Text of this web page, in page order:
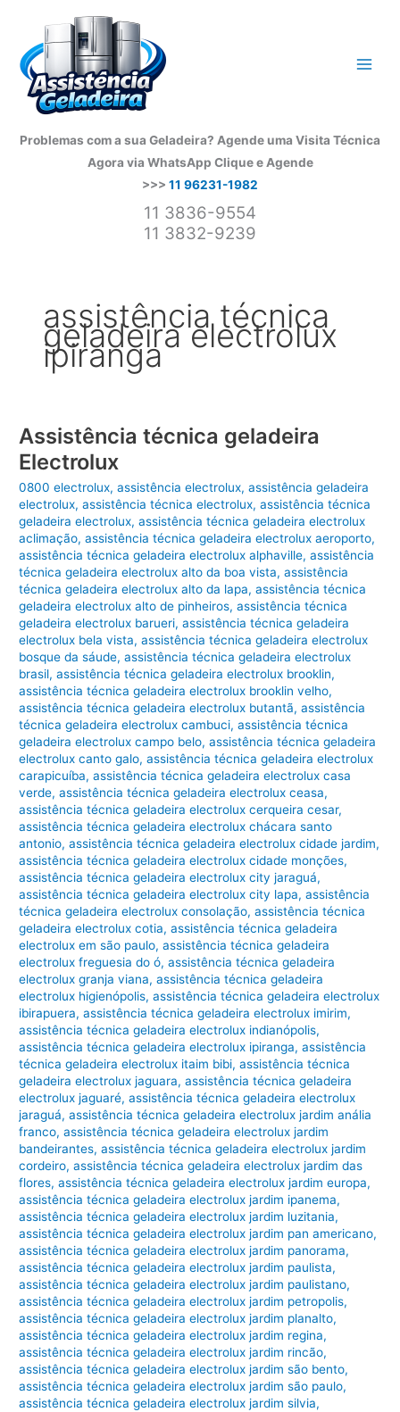
conteúdo
Problemas com a sua Geladeira? Agende uma Visita Técnica
Agora via WhatsApp Clique e Agende
>>> 11 96231-1982
11 3836-9554
11 3832-9239
assistência técnica
geladeira electrolux
ipiranga
Assistência técnica geladeira
Electrolux
0800 electrolux,assistência electrolux,assistência geladeira
electrolux,assistência técnica electrolux,assistência técnica
geladeira electrolux,assistência técnica geladeira electrolux
aclimação,assistência técnica geladeira electrolux aeroporto,
assistência técnica geladeira electrolux alphaville,assistência
técnica geladeira electrolux alto da boa vista,assistência
técnica geladeira electrolux alto da lapa,assistência técnica
geladeira electrolux alto de pinheiros,assistência técnica
geladeira electrolux barueri,assistência técnica geladeira
electrolux bela vista,assistência técnica geladeira electrolux
bosque da sáude,assistência técnica geladeira electrolux
brasil,assistência técnica geladeira electrolux brooklin,
assistência técnica geladeira electrolux brooklin velho,
assistência técnica geladeira electrolux butantã,assistência
técnica geladeira electrolux cambuci,assistência técnica
geladeira electrolux campo belo,assistência técnica geladeira
electrolux canto galo,assistência técnica geladeira electrolux
carapicuíba,assistência técnica geladeira electrolux casa
verde,assistência técnica geladeira electrolux ceasa,
assistência técnica geladeira electrolux cerqueira cesar,
assistência técnica geladeira electrolux chácara santo
antonio,assistência técnica geladeira electrolux cidade jardim,
assistência técnica geladeira electrolux cidade monções,
assistência técnica geladeira electrolux city jaraguá,
assistência técnica geladeira electrolux city lapa,assistência
técnica geladeira electrolux consolação,assistência técnica
geladeira electrolux cotia,assistência técnica geladeira
electrolux em são paulo,assistência técnica geladeira
electrolux freguesia do ó,assistência técnica geladeira
electrolux granja viana,assistência técnica geladeira
electrolux higienópolis,assistência técnica geladeira electrolux
ibirapuera,assistência técnica geladeira electrolux imirim,
assistência técnica geladeira electrolux indianópolis,
assistência técnica geladeira electrolux ipiranga,assistência
técnica geladeira electrolux itaim bibi,assistência técnica
geladeira electrolux jaguara,assistência técnica geladeira
electrolux jaguaré,assistência técnica geladeira electrolux
jaraguá,assistência técnica geladeira electrolux jardim anália
franco,assistência técnica geladeira electrolux jardim
bandeirantes,assistência técnica geladeira electrolux jardim
cordeiro,assistência técnica geladeira electrolux jardim das
flores,assistência técnica geladeira electrolux jardim europa,
assistência técnica geladeira electrolux jardim ipanema,
assistência técnica geladeira electrolux jardim luzitania,
assistência técnica geladeira electrolux jardim pan americano,
assistência técnica geladeira electrolux jardim panorama,
assistência técnica geladeira electrolux jardim paulista,
assistência técnica geladeira electrolux jardim paulistano,
assistência técnica geladeira electrolux jardim petropolis,
assistência técnica geladeira electrolux jardim planalto,
assistência técnica geladeira electrolux jardim regina,
assistência técnica geladeira electrolux jardim rincão,
assistência técnica geladeira electrolux jardim são bento,
assistência técnica geladeira electrolux jardim são paulo,
assistência técnica geladeira electrolux jardim silvia,